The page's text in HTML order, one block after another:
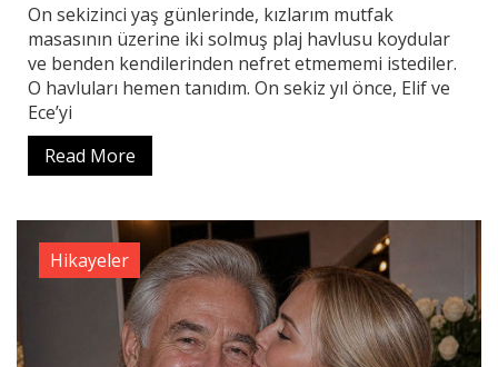
On sekizinci yaş günlerinde, kızlarım mutfak
masasının üzerine iki solmuş plaj havlusu koydular
ve benden kendilerinden nefret etmememi istediler.
O havluları hemen tanıdım. On sekiz yıl önce, Elif ve
Ece’yi
Read More
Hikayeler